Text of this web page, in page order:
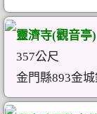
靈濟寺(觀音亭)
357公尺
金門縣893金